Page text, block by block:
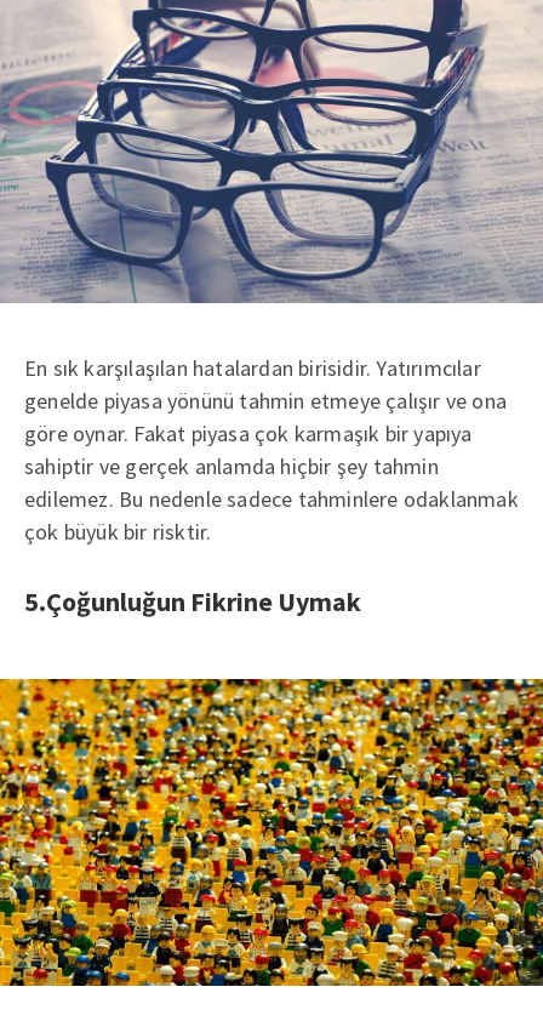
En sık karşılaşılan hatalardan birisidir. Yatırımcılar
genelde piyasa yönünü tahmin etmeye çalışır ve ona
göre oynar. Fakat piyasa çok karmaşık bir yapıya
sahiptir ve gerçek anlamda hiçbir şey tahmin
edilemez. Bu nedenle sadece tahminlere odaklanmak
çok büyük bir risktir.
5.Çoğunluğun Fikrine Uymak